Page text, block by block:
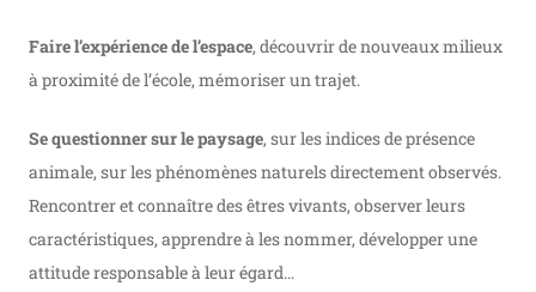
Faire l’expérience de l’espace, découvrir de nouveaux milieux
à proximité de l’école, mémoriser un trajet.
Se questionner sur le paysage, sur les indices de présence
animale, sur les phénomènes naturels directement observés.
Rencontrer et connaître des êtres vivants, observer leurs
caractéristiques, apprendre à les nommer, développer une
attitude responsable à leur égard…